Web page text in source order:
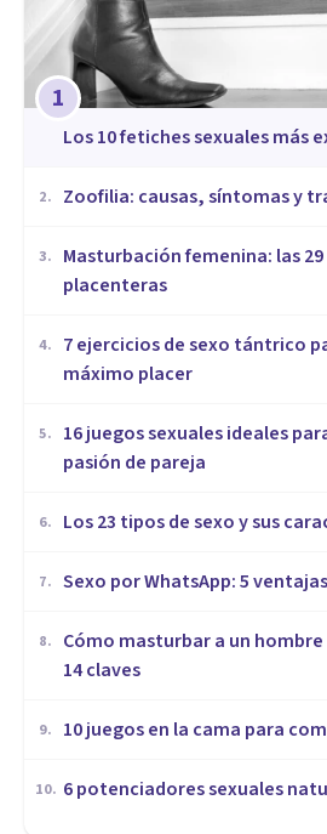
1
​Los 10 fetiches sexuales más
2. Zoofilia: causas, síntomas y
3.
Masturbación femenina: las
placenteras
4.
7 ejercicios de sexo tántrico
máximo placer
5.
16 juegos sexuales ideales
pasión de pareja
6. Los 23 tipos de sexo y sus
7. Sexo por WhatsApp: 5
8.
Cómo masturbar a un
14 claves
9. 10 juegos en la cama para
10. ​6 potenciadores sexuales